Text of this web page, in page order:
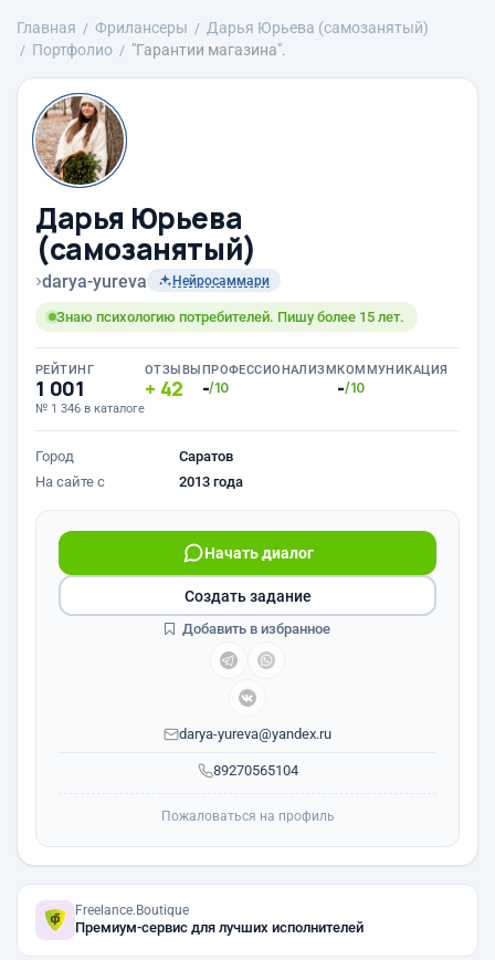
Главная Фрилансеры
Дарья Юрьева (самозанятый)
Портфолио
"Гарантии магазина".
Дарья Юрьева
(самозанятый)
›darya-yureva Нейросаммари
Знаю психологию потребителей. Пишу более 15 лет.
РЕЙТИНГ
1 001
№ 1 346 в каталоге
ОТЗЫВЫ
42
ПРОФЕССИОНАЛИЗМ
-/10
КОММУНИКАЦИЯ
-/10
Город
Саратов
На сайте с
2013 года
89270565104
Начать диалог
darya-yureva@yandex.ru
Создать задание
Добавить в избранное
Пожаловаться на профиль
Freelance.Boutique
Премиум-сервис для лучших исполнителей